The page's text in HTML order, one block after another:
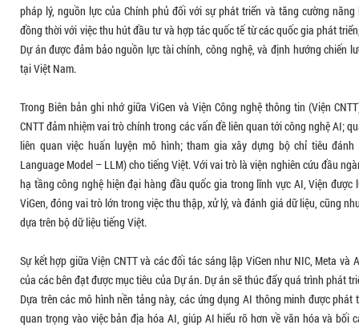
pháp lý, nguồn lực của Chính phủ đối với sự phát triển và tăng cường
đồng thời với việc thu hút đầu tư và hợp tác quốc tế từ các quốc gia phát
Dự án được đảm bảo nguồn lực tài chính, công nghệ, và định hướng chiến
tại Việt Nam.
Trong Biên bản ghi nhớ giữa ViGen và Viện Công nghệ thông tin (Viện
CNTT đảm nhiệm vai trò chính trong các vấn đề liên quan tới công nghệ AI;
liên quan việc huấn luyện mô hình; tham gia xây dựng bộ chỉ tiêu
Language Model – LLM) cho tiếng Việt. Với vai trò là viện nghiên cứu đầu
hạ tầng công nghệ hiện đại hàng đầu quốc gia trong lĩnh vực AI, Viện
ViGen, đóng vai trò lớn trong việc thu thập, xử lý, và đánh giá dữ liệu, cũng
dựa trên bộ dữ liệu tiếng Việt.
Sự kết hợp giữa Viện CNTT và các đối tác sáng lập ViGen như NIC, Meta
của các bên đạt được mục tiêu của Dự án. Dự án sẽ thúc đẩy quá trình phát
Dựa trên các mô hình nền tảng này, các ứng dụng AI thông minh được
quan trọng vào việc bản địa hóa AI, giúp AI hiểu rõ hơn về văn hóa và bối